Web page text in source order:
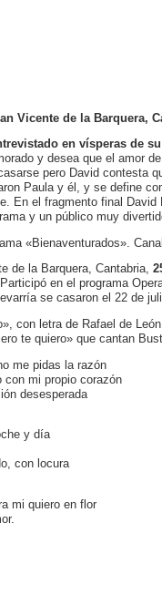
Vicente de la Barquera,
en vísperas de
y desea que el amor
pero David contesta
Paula y él, y se define
En el fragmento final
y un público muy
«Bienaventurados».
de la Barquera, Cantabria,
en el programa
se casaron el 22 de
con letra de Rafael de
te quiero» que cantan
me pidas la razón
con mi propio corazón
desesperada
y día
con locura
mi quiero en flor